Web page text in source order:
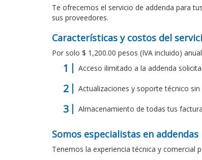
Te ofrecemos el servicio de addenda para
sus proveedores.
Características y costos del
Por solo $ 1,200.00 pesos (IVA incluido)
Acceso ilimitado a la addenda
Actualizaciones y soporte técnico
Almacenamiento de todas tus
Somos especialistas en addendas
Tenemos la experiencia técnica y comercial